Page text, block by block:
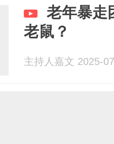
老年暴走
老鼠？
主持人嘉文 2025-